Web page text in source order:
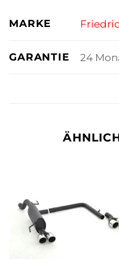
MARKE
GARANTIE 24